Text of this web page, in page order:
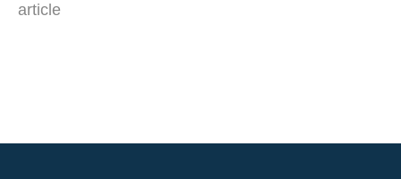
article